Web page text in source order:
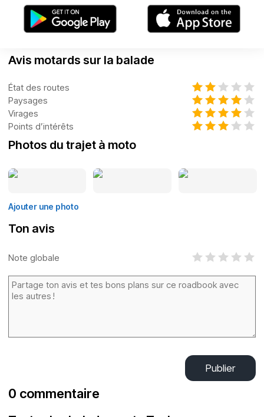
Avis motards sur la balade
État des routes
Paysages
Virages
Points d’intérêts
Photos du trajet à moto
Ajouter une photo
Ton avis
Note globale
Publier
0 commentaire